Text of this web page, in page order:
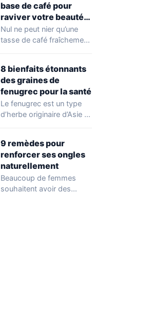
base de café pour
raviver votre beauté
naturelle
Nul ne peut nier qu’une
tasse de café fraîchement
8 bienfaits étonnants
des graines de
fenugrec pour la santé
Le fenugrec est un type
d’herbe originaire d’Asie et
9 remèdes pour
renforcer ses ongles
naturellement
Beaucoup de femmes
souhaitent avoir des